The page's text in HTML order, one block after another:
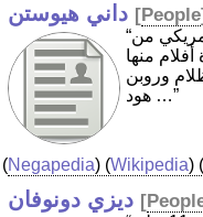
داني هيوستن [People
“داني هيوستن ‏ ممثل ومخرج وكاتب أمريكي من
عدة أفلام منها
وروبن
هود …”
(Negapedia) (Wikipedia) (
ديزي دونوفان [